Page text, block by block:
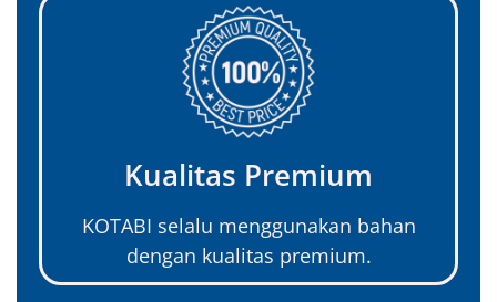
Kualitas Premium
KOTABI selalu menggunakan bahan
dengan kualitas premium.